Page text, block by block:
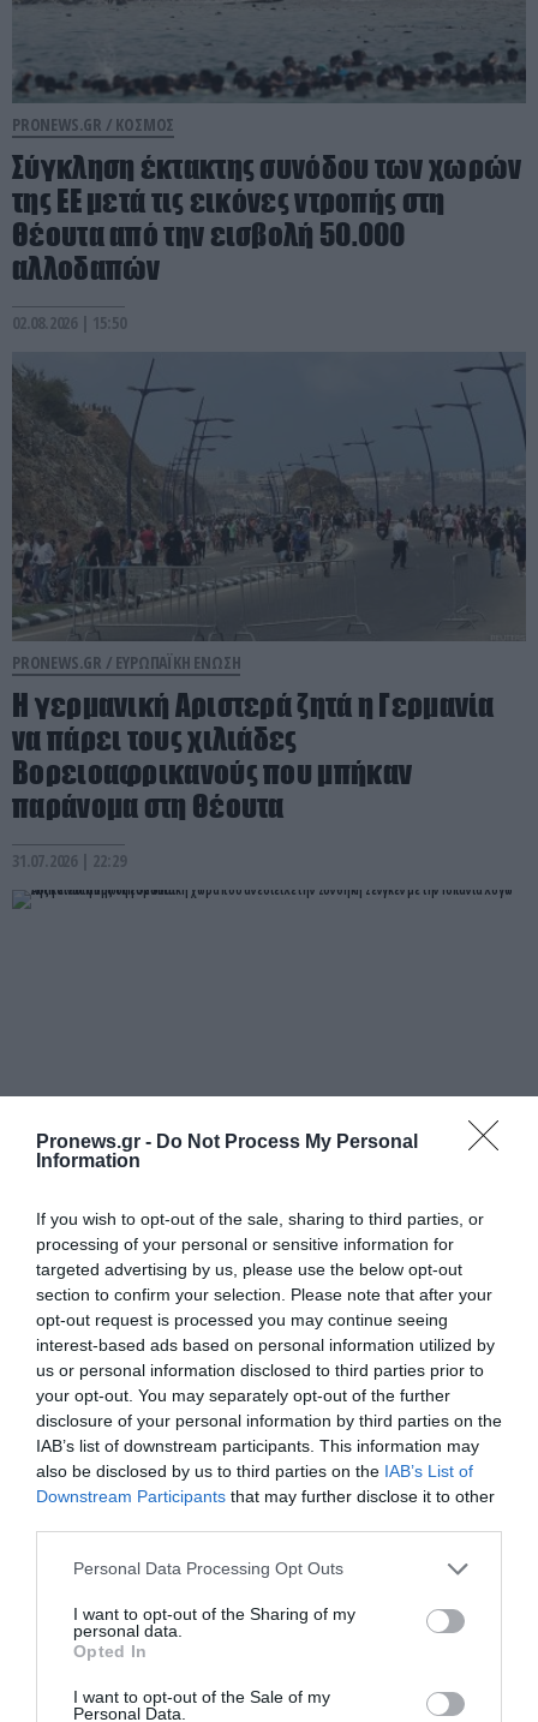
Pronews.gr - Do Not Process My Personal
Information
If you wish to opt-out of the sale, sharing to third parties, or
processing of your personal or sensitive information for
targeted advertising by us, please use the below opt-out
section to confirm your selection. Please note that after your
opt-out request is processed you may continue seeing
interest-based ads based on personal information utilized by
us or personal information disclosed to third parties prior to
your opt-out. You may separately opt-out of the further
disclosure of your personal information by third parties on the
IAB’s list of downstream participants. This information may
also be disclosed by us to third parties on the IAB’s List of
Downstream Participants that may further disclose it to other
Please note that this website/app uses one or more Google
not limited to your visit or usage behaviour. You may click to
grant or deny consent to Google and its third-party tags to
use your data for below specified purposes in below Google
consent section.
Personal Data Processing Opt Outs
I want to opt-out of the Sharing of my
personal data.
Opted In
I want to opt-out of the Sale of my
Personal Data.
PRONEWS.GR / ΚΟΣΜΟΣ
Σύγκληση έκτακτης συνόδου των χωρών
της ΕΕ μετά τις εικόνες ντροπής στη
Θέουτα από την εισβολή 50.000
αλλοδαπών
02.08.2026 | 15:50
PRONEWS.GR / ΕΥΡΩΠΑΪΚΗ ΕΝΩΣΗ
Η γερμανική Αριστερά ζητά η Γερμανία
να πάρει τους χιλιάδες
Βορειοαφρικανούς που μπήκαν
παράνομα στη Θέουτα
31.07.2026 | 22:29
Αυτή είναι η πρώτη ευρωπαϊκή χώρα
που ανέστειλε την Συνθήκη Σένγκεν με
την Ισπανία λόγω της κατάστασης στη
Θέουτα
31.07.2026 | 19:30